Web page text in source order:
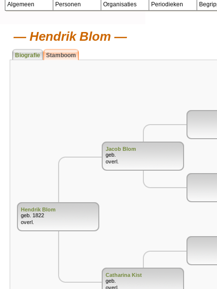
Algemeen Personen Organisaties Periodieken
Hendrik Blom
Biografie Stamboom
Hendrik Blom
geb. 1822
overl.
Jacob Blom
geb.
overl.
Catharina Kist
geb.
overl.